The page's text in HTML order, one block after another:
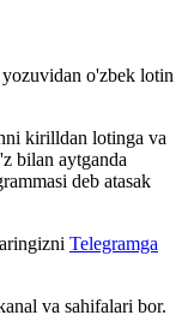
o'zbek lotin
kirilldan lotinga va
bilan aytganda
deb atasak
Telegramga
va sahifalari bor.